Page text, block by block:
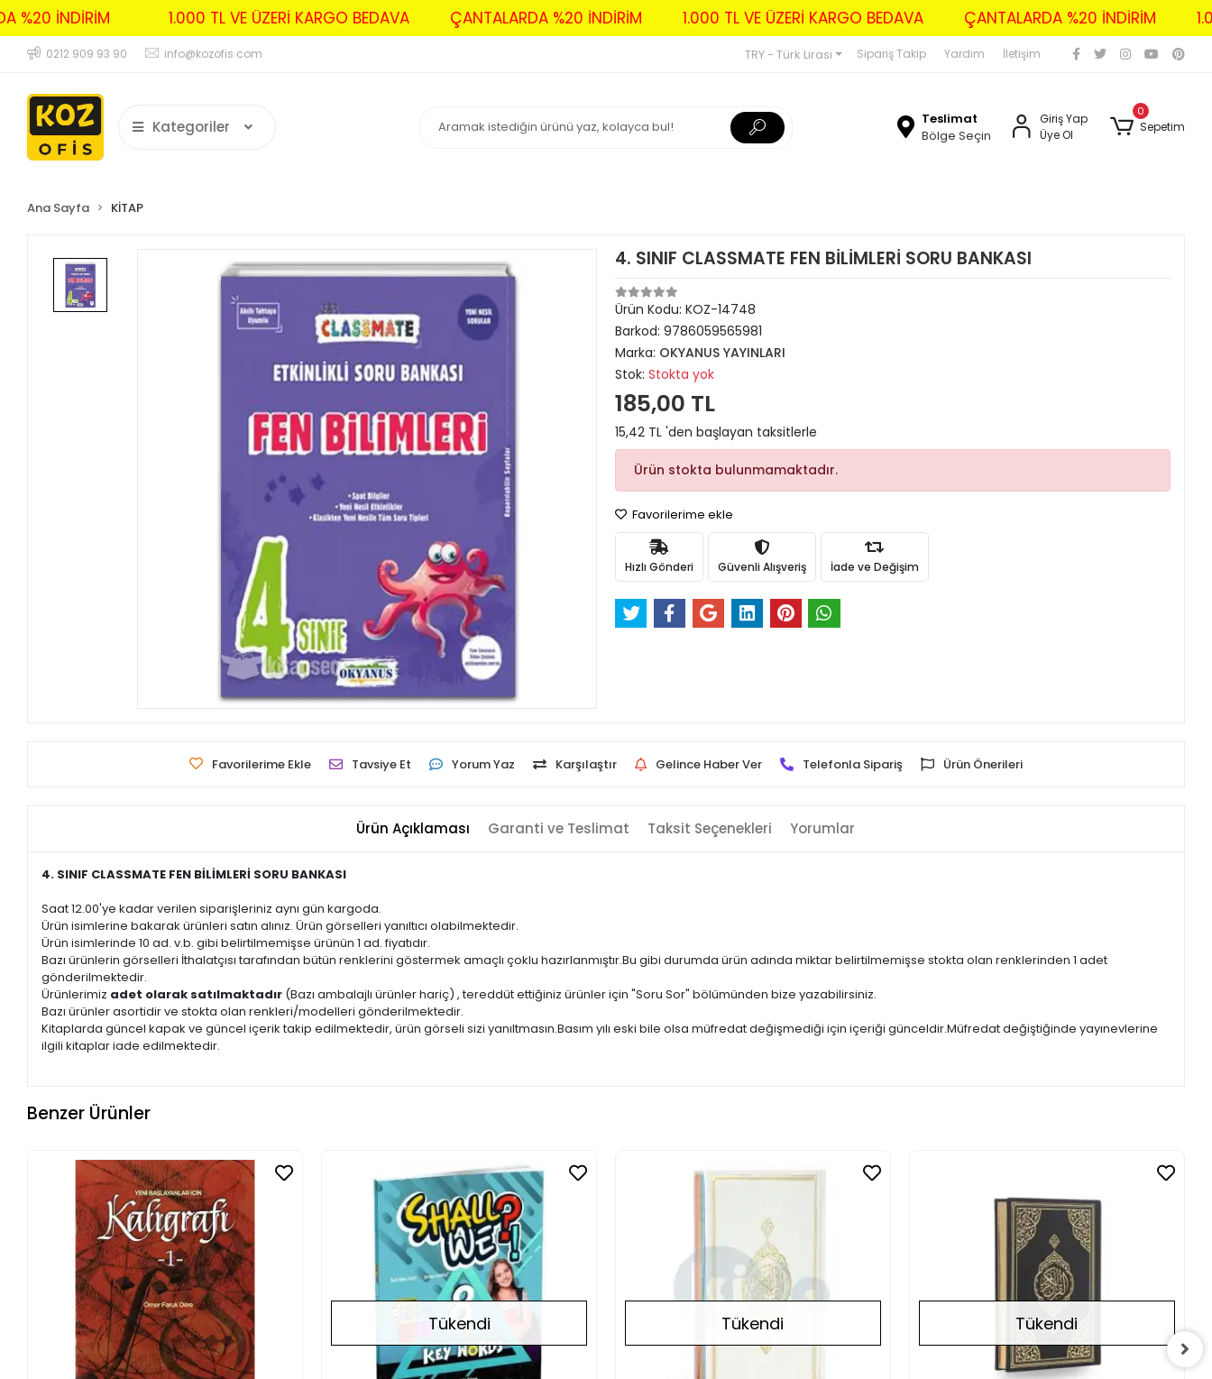
%20 İNDİRİM 1.000 TL VE ÜZERİ KARGO BEDAVA ÇANTALARDA %20 İNDİRİM 1.000 TL VE ÜZERİ KARGO BEDAVA ÇANTALARDA %20 İNDİRİM
0212 909 93 90 info@kozofis.com TRY - Türk Lirası Sipariş Takip Yardım İletişim
Kategoriler
Teslimat
Bölge Seçin
Giriş Yap
Üye Ol
0
Sepetim
Ana Sayfa KİTAP
4. SINIF CLASSMATE FEN BİLİMLERİ SORU BANKASI
Ürün Kodu: KOZ-14748
Barkod: 9786059565981
Marka: OKYANUS YAYINLARI
Stok: Stokta yok
185,00 TL
15,42 TL 'den başlayan taksitlerle
Ürün stokta bulunmamaktadır.
Favorilerime ekle
Hızlı Gönderi Güvenli Alışveriş İade ve Değişim
Favorilerime Ekle Tavsiye Et Yorum Yaz Karşılaştır Gelince Haber Ver Telefonla Sipariş Ürün Önerileri
Ürün Açıklaması Garanti ve Teslimat Taksit Seçenekleri Yorumlar
4. SINIF CLASSMATE FEN BİLİMLERİ SORU BANKASI
Saat 12.00'ye kadar verilen siparişleriniz aynı gün kargoda.
Ürün isimlerine bakarak ürünleri satın alınız. Ürün görselleri yanıltıcı olabilmektedir.
Ürün isimlerinde 10 ad. v.b. gibi belirtilmemişse ürünün 1 ad. fiyatıdır.
Bazı ürünlerin görselleri İthalatçısı tarafından bütün renklerini göstermek amaçlı çoklu hazırlanmıştır.Bu gibi durumda ürün adında miktar belirtilmemişse stokta olan renklerinden 1 adet
gönderilmektedir.
Ürünlerimiz adet olarak satılmaktadır (Bazı ambalajlı ürünler hariç) , tereddüt ettiğiniz ürünler için "Soru Sor" bölümünden bize yazabilirsiniz.
Bazı ürünler asortidir ve stokta olan renkleri/modelleri gönderilmektedir.
Kitaplarda güncel kapak ve güncel içerik takip edilmektedir, ürün görseli sizi yanıltmasın.Basım yılı eski bile olsa müfredat değişmediği için içeriği günceldir.Müfredat değiştiğinde yayınevlerine
ilgili kitaplar iade edilmektedir.
Benzer Ürünler
Tükendi Tükendi Tükendi